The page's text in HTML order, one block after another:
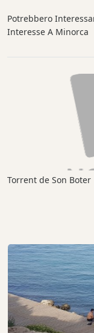
Potrebbero
Interesse A Minorca
Torrent de Son Boter